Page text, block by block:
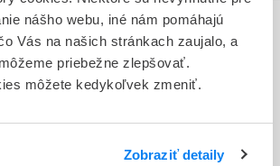
nášho webu, iné nám pomáhajú
Vás na našich stránkach zaujalo, a
priebežne zlepšovať.
môžete kedykoľvek zmeniť.
Zobraziť detaily
zákazníka